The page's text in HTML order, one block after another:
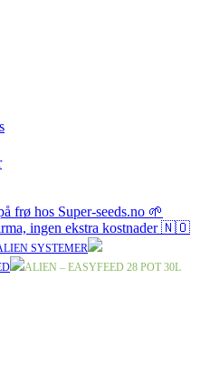
frø hos Super-seeds.no 🌱
ingen ekstra kostnader 🇳🇴
SYSTEMER
ALIEN – EASYFEED 28 POT 30L